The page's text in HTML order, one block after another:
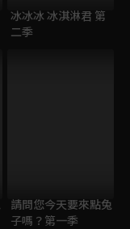
冰冰冰 冰淇淋君 第
二季
請問您今天要來點兔
子嗎？第一季